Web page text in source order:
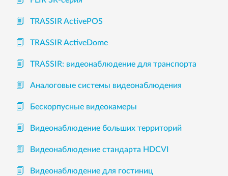
TRASSIR ActivePOS
TRASSIR ActiveDome
TRASSIR: видеонаблюдение для транспорта
Аналоговые системы видеонаблюдения
Бескорпусные видеокамеры
Видеонаблюдение больших территорий
Видеонаблюдение стандарта HDCVI
Видеонаблюдение для гостиниц